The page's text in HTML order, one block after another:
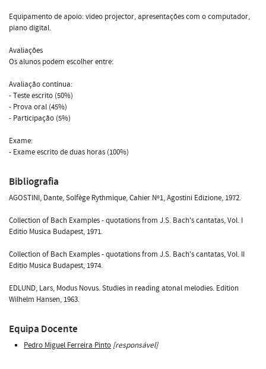
Equipamento de apoio: video projector, apresentações com o computador,
piano digital.
Avaliações
Os alunos podem escolher entre:
Avaliação contínua:
- Teste escrito (50%)
- Prova oral (45%)
- Participação (5%)
Exame:
- Exame escrito de duas horas (100%)
Bibliografia
AGOSTINI, Dante, Solfège Rythmique, Cahier Nº1, Agostini Edizione, 1972.
Collection of Bach Examples - quotations from J.S. Bach's cantatas, Vol. I
Editio Musica Budapest, 1971.
Collection of Bach Examples - quotations from J.S. Bach's cantatas, Vol. II
Editio Musica Budapest, 1974.
EDLUND, Lars, Modus Novus. Studies in reading atonal melodies. Edition
Wilhelm Hansen, 1963.
Equipa Docente
Pedro Miguel Ferreira Pinto [responsável]